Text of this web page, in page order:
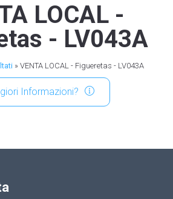
LOCAL -
- LV043A
» VENTA LOCAL - Figueretas - LV043A
Informazioni?